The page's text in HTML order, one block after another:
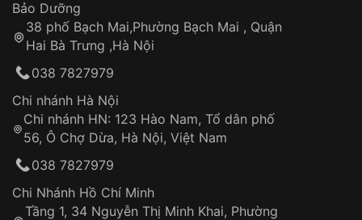
Thời gian tính từ khi xác nhận đơn hàng thành
công
Hotline: 0585 215 215
Từ khóa SEO:
Sản phẩm đã bị:
Tự ý sửa chữa
thống VNLUX
Đảm bảo quyền lợi khách hàng
Đồng hành cùng khách hàng trong suốt quá
trình sử dụng
Bảo Dưỡng
38 phố Bạch Mai,Phường Bạch Mai , Quận
Hai Bà Trưng ,Hà Nội
038 7827979
Chi nhánh Hà Nội
Chi nhánh HN: 123 Hào Nam, Tổ dân phố
56, Ô Chợ Dừa, Hà Nội, Việt Nam
038 7827979
Chi Nhánh Hồ Chí Minh
Tầng 1, 34 Nguyễn Thị Minh Khai, Phường